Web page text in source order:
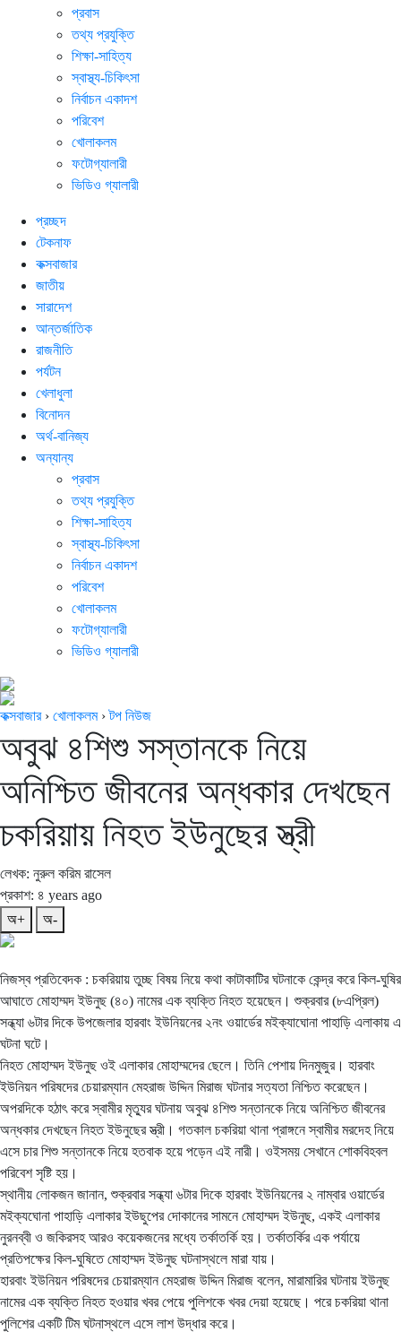
প্রবাস
তথ্য প্রযুক্তি
শিক্ষা-সাহিত্য
স্বাস্থ্য-চিকিৎসা
নির্বাচন একাদশ
পরিবেশ
খোলাকলম
ফটোগ্যালারী
ভিডিও গ্যালারী
প্রচ্ছদ
টেকনাফ
কক্সবাজার
জাতীয়
সারাদেশ
আন্তর্জাতিক
রাজনীতি
পর্যটন
খেলাধুলা
বিনোদন
অর্থ-বানিজ্য
অন্যান্য
প্রবাস
তথ্য প্রযুক্তি
শিক্ষা-সাহিত্য
স্বাস্থ্য-চিকিৎসা
নির্বাচন একাদশ
পরিবেশ
খোলাকলম
ফটোগ্যালারী
ভিডিও গ্যালারী
কক্সবাজার› খোলাকলম›টপ নিউজ
অবুঝ ৪শিশু সস্তানকে নিয়ে
অনিশ্চিত জীবনের অন্ধকার দেখছেন
চকরিয়ায় নিহত ইউনুছের স্ত্রী
লেখক: নুরুল করিম রাসেল
প্রকাশ: ৪ years ago
অ+
অ-
নিজস্ব প্রতিবেদক : চকরিয়ায় তুচ্ছ বিষয় নিয়ে কথা কাটাকাটির ঘটনাকে কেন্দ্র করে কিল-ঘুষির
আঘাতে মোহাম্মদ ইউনুছ (৪০) নামের এক ব্যক্তি নিহত হয়েছেন। শুক্রবার (৮এপ্রিল)
সন্ধ্যা ৬টার দিকে উপজেলার হারবাং ইউনিয়নের ২নং ওয়ার্ডের মইক্যাঘোনা পাহাড়ি এলাকায় এ
ঘটনা ঘটে।
নিহত মোহাম্মদ ইউনুছ ওই এলাকার মোহাম্মদের ছেলে। তিনি পেশায় দিনমুজুর। হারবাং
ইউনিয়ন পরিষদের চেয়ারম্যান মেহরাজ উদ্দিন মিরাজ ঘটনার সত্যতা নিশ্চিত করেছেন।
অপরদিকে হঠাৎ করে স্বামীর মৃত্যুর ঘটনায় অবুঝ ৪শিশু সন্তানকে নিয়ে অনিশ্চিত জীবনের
অন্ধকার দেখছেন নিহত ইউনুছের স্ত্রী। গতকাল চকরিয়া থানা প্রাঙ্গনে স্বামীর মরদেহ নিয়ে
এসে চার শিশু সন্তানকে নিয়ে হতবাক হয়ে পড়েন এই নারী। ওইসময় সেখানে শোকবিহবল
পরিবেশ সৃষ্টি হয়।
স্থানীয় লোকজন জানান, শুক্রবার সন্ধ্যা ৬টার দিকে হারবাং ইউনিয়নের ২ নাম্বার ওয়ার্ডের
মইক্যঘোনা পাহাড়ি এলাকার ইউছুপের দোকানের সামনে মোহাম্মদ ইউনুছ, একই এলাকার
নুরনব্বী ও জকিরসহ আরও কয়েকজনের মধ্যে তর্কাতর্কি হয়। তর্কাতর্কির এক পর্যায়ে
প্রতিপক্ষের কিল-ঘুষিতে মোহাম্মদ ইউনুছ ঘটনাস্থলে মারা যায়।
হারবাং ইউনিয়ন পরিষদের চেয়ারম্যান মেহরাজ উদ্দিন মিরাজ বলেন, মারামারির ঘটনায় ইউনুছ
নামের এক ব্যক্তি নিহত হওয়ার খবর পেয়ে পুলিশকে খবর দেয়া হয়েছে। পরে চকরিয়া থানা
পুলিশের একটি টিম ঘটনাস্থলে এসে লাশ উদ্ধার করে।